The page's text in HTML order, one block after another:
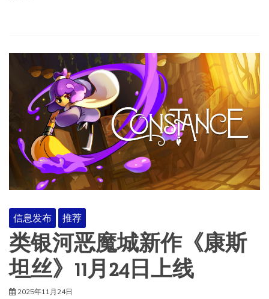
信息发布 推荐
类银河恶魔城新作《康斯
坦丝》11月24日上线
2025年11月24日